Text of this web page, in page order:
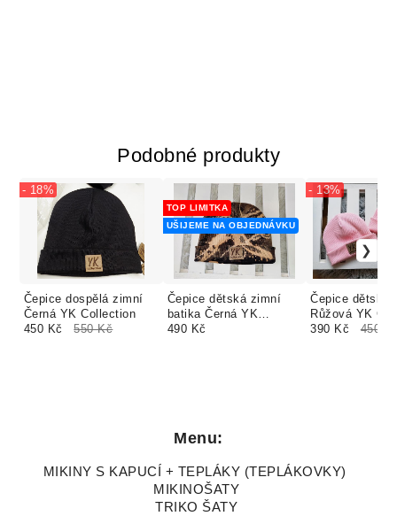
Podobné produkty
Čepice dospělá zimní
Černá YK Collection
- 18%
450 Kč 550 Kč
Čepice dětská zimní
batika Černá YK
Collection
TOP LIMITKA
UŠIJEME NA OBJEDNÁVKU
490 Kč
Čepice dětská
Růžová YK
- 13%
390 Kč 450
Menu:
MIKINY S KAPUCÍ + TEPLÁKY (TEPLÁKOVKY)
MIKINOŠATY
TRIKO ŠATY